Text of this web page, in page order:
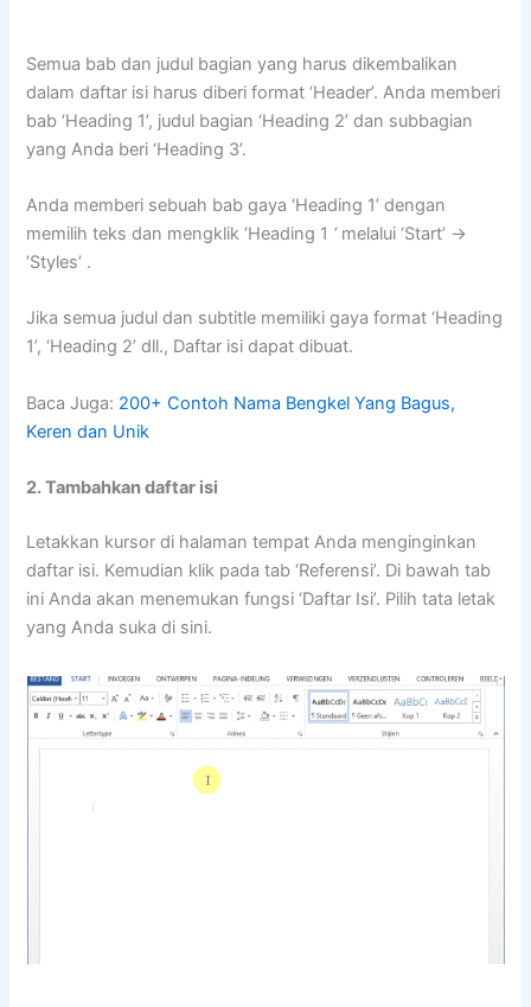
Semua bab dan judul bagian yang harus dikembalikan
dalam daftar isi harus diberi format ‘Header’. Anda memberi
bab ‘Heading 1’, judul bagian ‘Heading 2’ dan subbagian
yang Anda beri ‘Heading 3’.
Anda memberi sebuah bab gaya ‘Heading 1’ dengan
memilih teks dan mengklik ‘Heading 1 ‘melalui ‘Start’ ->
‘Styles’ .
Jika semua judul dan subtitle memiliki gaya format ‘Heading
1’, ‘Heading 2’ dll., Daftar isi dapat dibuat.
Baca Juga: 200+ Contoh Nama Bengkel Yang Bagus,
Keren dan Unik
2. Tambahkan daftar isi
Letakkan kursor di halaman tempat Anda menginginkan
daftar isi. Kemudian klik pada tab ‘Referensi’. Di bawah tab
ini Anda akan menemukan fungsi ‘Daftar Isi’. Pilih tata letak
yang Anda suka di sini.